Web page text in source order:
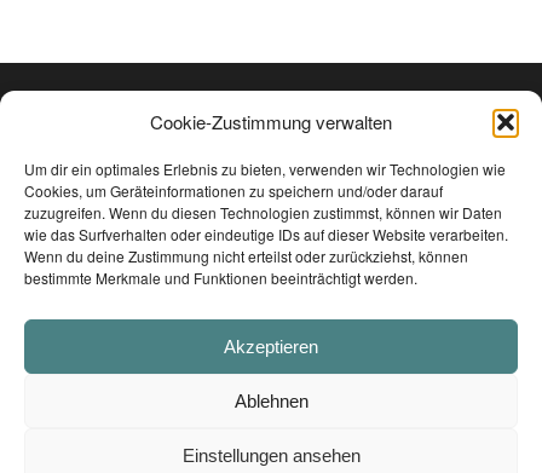
Cookie-Zustimmung verwalten
Um dir ein optimales Erlebnis zu bieten, verwenden wir Technologien wie
Cookies, um Geräteinformationen zu speichern und/oder darauf
zuzugreifen. Wenn du diesen Technologien zustimmst, können wir Daten
wie das Surfverhalten oder eindeutige IDs auf dieser Website verarbeiten.
Wenn du deine Zustimmung nicht erteilst oder zurückziehst, können
bestimmte Merkmale und Funktionen beeinträchtigt werden.
Akzeptieren
Ablehnen
Einstellungen ansehen
TRAUMTON RECORDS